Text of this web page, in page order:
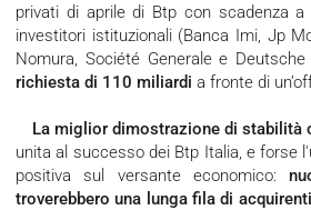
privati di aprile di Btp con scadenza
investitori istituzionali (Banca Imi, Jp
Nomura, Société Generale e
richiesta di 110 miliardi a fronte di
La miglior dimostrazione di stabilità
unita al successo dei Btp Italia, e forse
positiva sul versante economico:
troverebbero una lunga fila di acquirenti